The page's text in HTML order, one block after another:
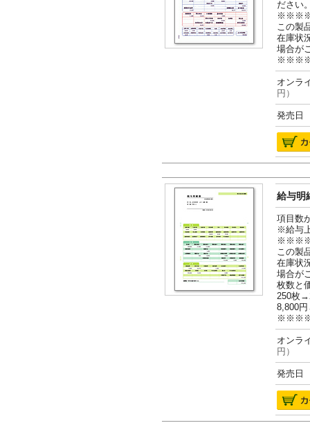
ださい
この製
在庫状
場合が
オン
円）
発売日
給与明
項目数
※給与
この製
在庫状
場合が
枚数と
250枚
8,800
オン
円）
発売日